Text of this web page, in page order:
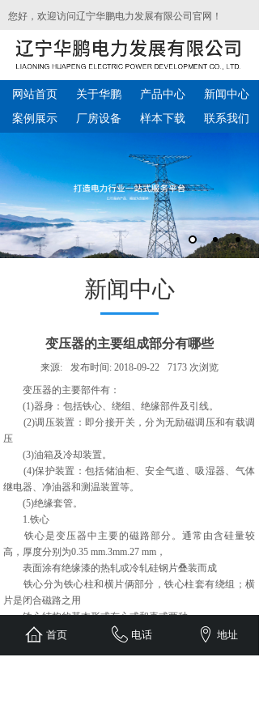
您好，欢迎访问辽宁华鹏电力发展有限公司官网！
网站首页 关于华鹏 产品中心
新闻中心
案例展示
厂房设备 样本下载 联系我们
新闻中心
变压器的主要组成部分有哪些
来源: 发布时间: 2018-09-22 7173 次浏览
变压器的主要部件有：
(1)器身：包括铁心、绕组、绝缘部件及引线。
(2)调压装置：即分接开关，分为无励磁调压和有载调
压
(3)油箱及冷却装置。
(4)保护装置：包括储油柜、安全气道、吸湿器、气体
继电器、净油器和测温装置等。
(5)绝缘套管。
1.铁心
铁心是变压器中主要的磁路部分。通常由含硅量较
高，厚度分别为0.35 mm.3mm.27 mm，
表面涂有绝缘漆的热轧或冷轧硅钢片叠装而成
铁心分为铁心柱和横片俩部分，铁心柱套有绕组；横
片是闭合磁路之用
铁心结构的基本形式有心式和壳式两种
2.绕组首页 电话 地址